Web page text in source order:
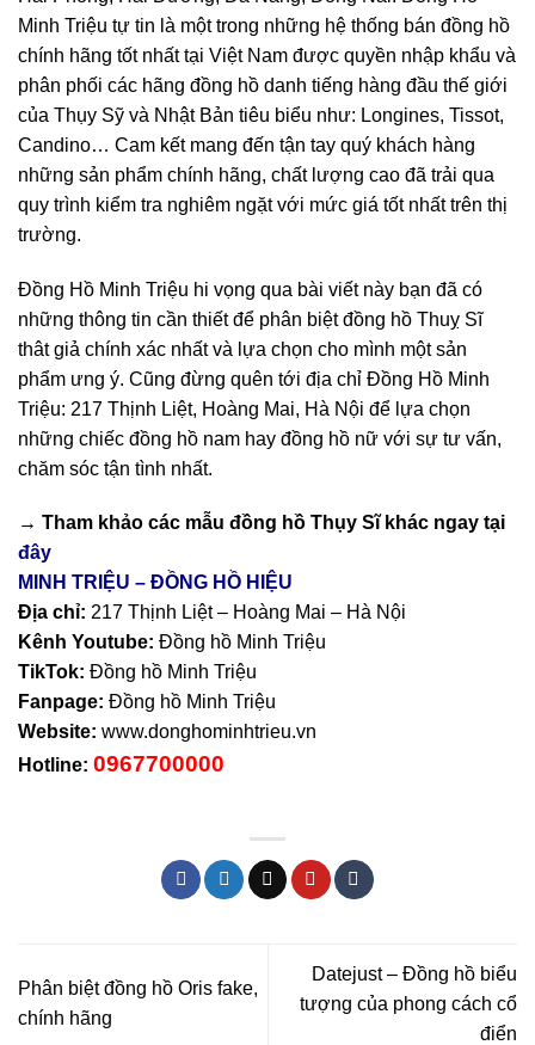
Minh Triệu tự tin là một trong những hệ thống bán đồng hồ
chính hãng tốt nhất tại Việt Nam được quyền nhập khẩu và
phân phối các hãng đồng hồ danh tiếng hàng đầu thế giới
của Thụy Sỹ và Nhật Bản tiêu biểu như: Longines, Tissot,
Candino… Cam kết mang đến tận tay quý khách hàng
những sản phẩm chính hãng, chất lượng cao đã trải qua
quy trình kiểm tra nghiêm ngặt với mức giá tốt nhất trên thị
trường.
Đồng Hồ Minh Triệu hi vọng qua bài viết này bạn đã có
những thông tin cần thiết để phân biệt đồng hồ Thuỵ Sĩ
thât giả chính xác nhất và lựa chọn cho mình một sản
phẩm ưng ý. Cũng đừng quên tới địa chỉ Đồng Hồ Minh
Triệu: 217 Thịnh Liệt, Hoàng Mai, Hà Nội để lựa chọn
những chiếc đồng hồ nam hay đồng hồ nữ với sự tư vấn,
chăm sóc tận tình nhất.
→ Tham khảo các mẫu đồng hồ Thụy Sĩkhác ngay tại
đây
MINH TRIỆU – ĐỒNG HỒ HIỆU
Địa chỉ: 217 Thịnh Liệt – Hoàng Mai – Hà Nội
Kênh Youtube: Đồng hồ Minh Triệu
TikTok: Đồng hồ Minh Triệu
Fanpage: Đồng hồ Minh Triệu
Website: www.donghominhtrieu.vn
Hotline: 0967700000
Phân biệt đồng hồ Oris fake,
chính hãng
Datejust – Đồng hồ biểu
tượng của phong cách cổ
điển